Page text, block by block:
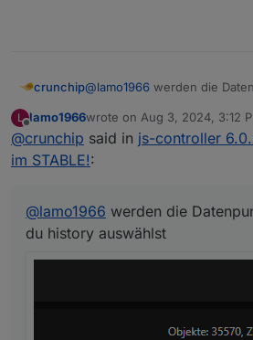
crunchip@lamo1966 werden die
L
Offline
lamo1966wrote on Aug 3, 2024, 3:12
last edited by lamo1966Aug
@crunchip said in js-controller
im STABLE!:
@lamo1966 werden die
du history auswählst